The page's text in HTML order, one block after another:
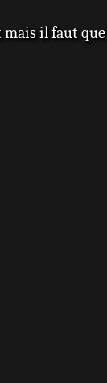
il faut que